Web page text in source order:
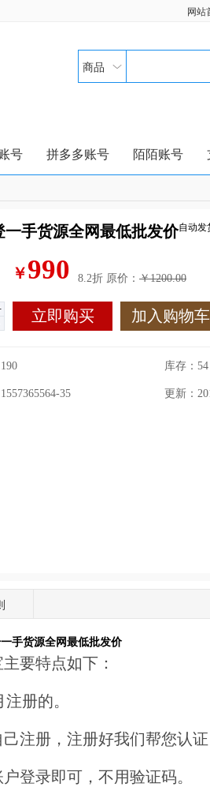
网站
商品
号 拼多多账号 陌陌账号
自动发
手货源全网最低批发价
￥990 8.2折 原价： ￥1200.00
立即购买 加入购物车
库存： 54
35 更新：
手货源全网最低批发价
要特点如下：
册的。
注册，注册好我们帮您认
登录即可，不用验证码。